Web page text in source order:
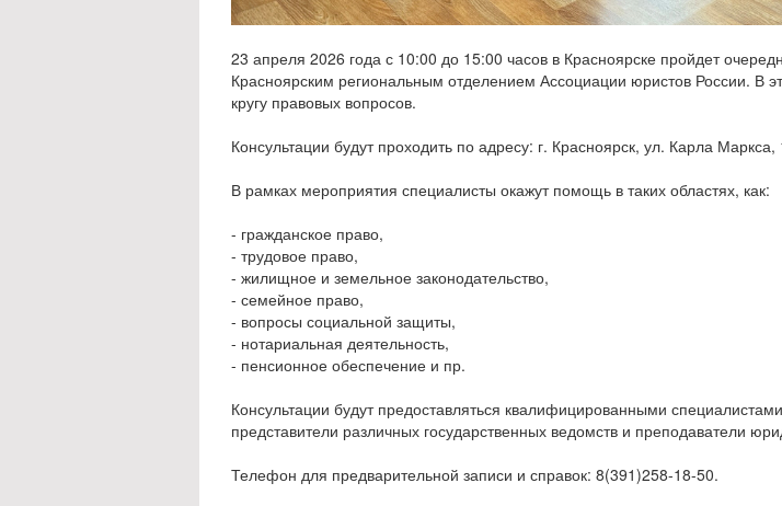
23 апреля 2026 года с 10:00 до 15:00 часов в Красноярске пройдет
Красноярским региональным отделением Ассоциации юристов России. В
кругу правовых вопросов.
Консультации будут проходить по адресу: г. Красноярск, ул. Карла
В рамках мероприятия специалисты окажут помощь в таких областях, как:
- гражданское право,
- трудовое право,
- жилищное и земельное законодательство,
- семейное право,
- вопросы социальной защиты,
- нотариальная деятельность,
- пенсионное обеспечение и пр.
Консультации будут предоставляться квалифицированными
представители различных государственных ведомств и преподаватели
Телефон для предварительной записи и справок: 8(391)258-18-50.